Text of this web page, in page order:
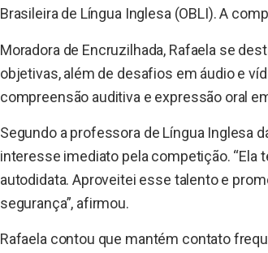
Brasileira de Língua Inglesa (OBLI). A
Moradora de Encruzilhada, Rafaela se
objetivas, além de desafios em áudio e
compreensão auditiva e expressão oral
Segundo a professora de Língua Inglesa
interesse imediato pela competição. “Ela
autodidata. Aproveitei esse talento e
segurança”, afirmou.
Rafaela contou que mantém contato